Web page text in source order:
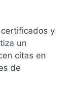
y
un
citas en
de